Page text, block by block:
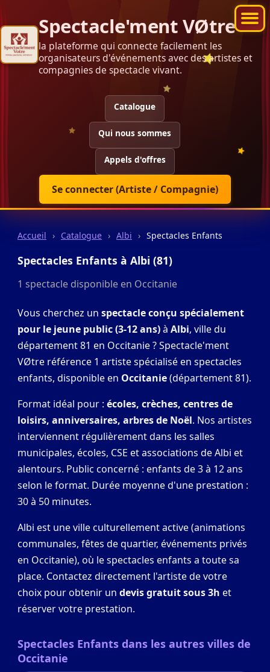
Spectacle'ment VØtre
la plateforme qui connecte facilement les
organisateurs d'événements avec des artistes et
compagnies de spectacle vivant.
Catalogue
Qui nous sommes
Appels d'offres
Se connecter (Artiste / Compagnie)
Accueil › Catalogue › Albi › Spectacles Enfants
Spectacles Enfants à Albi (81)
1 spectacle disponible en Occitanie
Vous cherchez un spectacle conçu spécialement
pour le jeune public (3-12 ans)à Albi, ville du
département 81 en Occitanie ? Spectacle'ment
VØtre référence 1 artiste spécialisé en spectacles
enfants, disponible en Occitanie(département 81).
Format idéal pour : écoles, crèches, centres de
loisirs, anniversaires, arbres de Noël. Nos artistes
interviennent régulièrement dans les salles
municipales, écoles, CSE et associations de Albi et
alentours. Public concerné : enfants de 3 à 12 ans
selon le format. Durée moyenne d'une prestation :
30 à 50 minutes.
Albi est une ville culturellement active (animations
communales, fêtes de quartier, événements privés
en Occitanie), où le spectacles enfants a toute sa
place. Contactez directement l'artiste de votre
choix pour obtenir un devis gratuit sous 3h et
réserver votre prestation.
Spectacles Enfants dans les autres villes de
Occitanie